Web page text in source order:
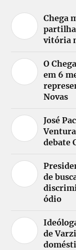
Chega
vitória
O
em 6
Novas
José
debate
de
ódio
de